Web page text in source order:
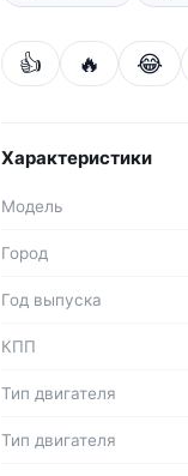
👍 🔥 😂
Характеристики
Модель
Город
Год выпуска
КПП
Тип двигателя
Тип двигателя